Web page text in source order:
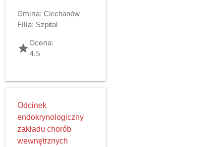
Gmina: Ciechanów
Filia: Szpital
gradeOcena:
4.5
Odcinek
endokrynologiczny
zakładu chorób
wewnętrznych